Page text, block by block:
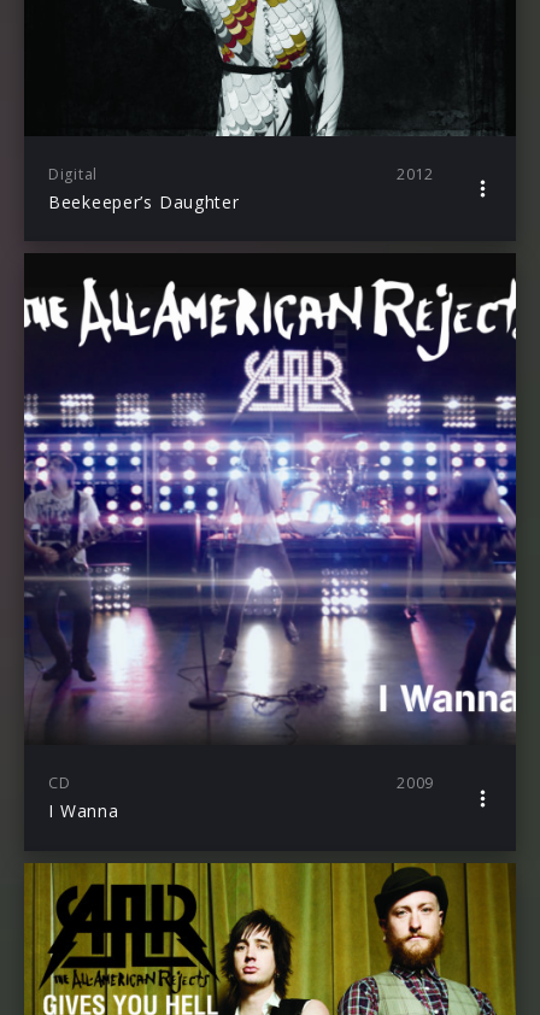
Digital 2012
Beekeeper’s Daughter
CD 2009
I Wanna